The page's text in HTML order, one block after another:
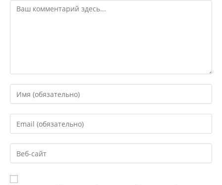
Комментарий
имя
или
имя
пользователя,
чтобы
Введите
email-
адрес,
чтобы
прокомментировать
Введите
веб-